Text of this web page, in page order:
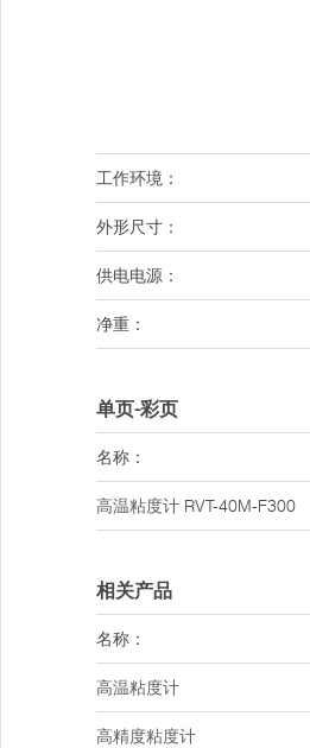
工作环境：
外形尺寸：
供电电源：
净重：
单页-彩页
名称：
高温粘度计 RVT-40M-F300
相关产品
名称：
高温粘度计
高精度粘度计